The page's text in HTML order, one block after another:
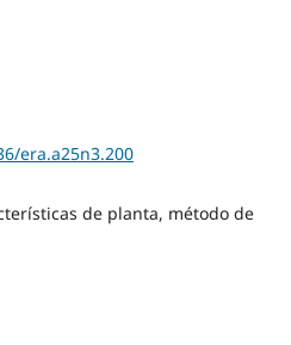
era.a25n3.200
de planta, método de